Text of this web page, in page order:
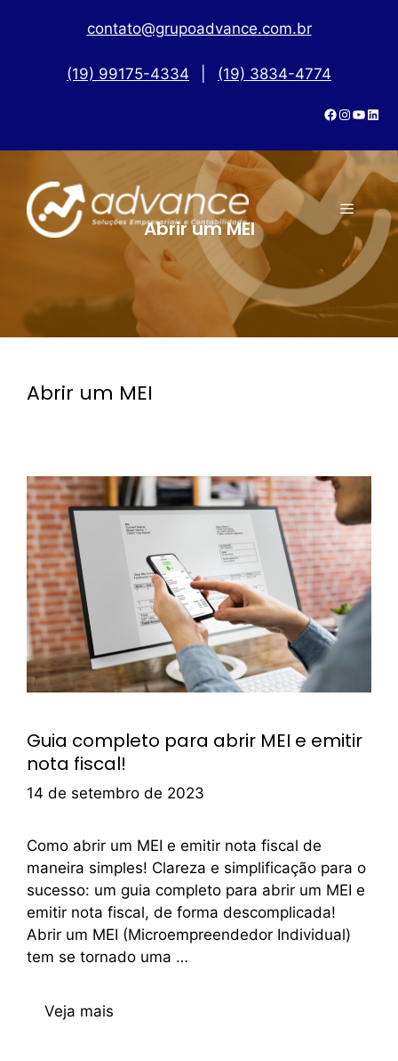
contato@grupoadvance.com.br
(19) 99175-4334 (19) 3834-4774
Abrir um MEI
Abrir um MEI
Guia completo para abrir MEI e emitir
nota fiscal!
14 de setembro de 2023
Como abrir um MEI e emitir nota fiscal de
maneira simples! Clareza e simplificação para o
sucesso: um guia completo para abrir um MEI e
emitir nota fiscal, de forma descomplicada!
Abrir um MEI (Microempreendedor Individual)
tem se tornado uma …
Veja mais